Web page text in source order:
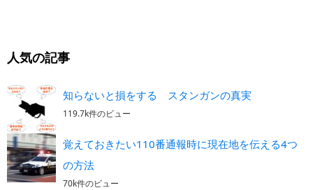
人気の記事
知らないと損をする スタンガンの真実
119.7k件のビュー
覚えておきたい110番通報時に現在地を伝える4つ
の方法
70k件のビュー